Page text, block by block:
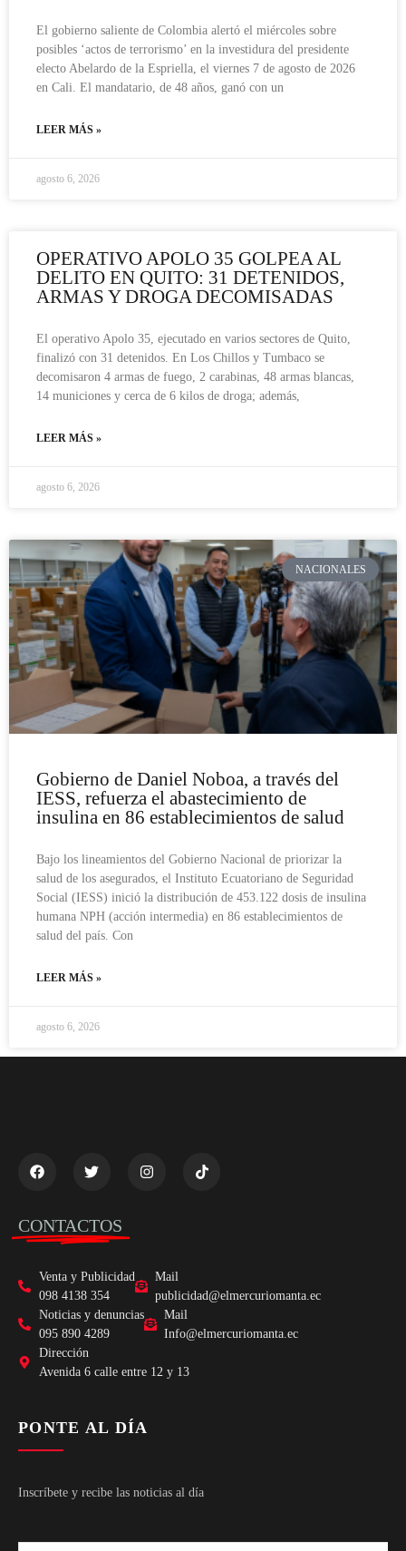
El gobierno saliente de Colombia alertó el miércoles sobre
posibles ‘actos de terrorismo’ en la investidura del presidente
electo Abelardo de la Espriella, el viernes 7 de agosto de 2026
en Cali. El mandatario, de 48 años, ganó con un
LEER MÁS »
agosto 6, 2026
OPERATIVO APOLO 35 GOLPEA AL
DELITO EN QUITO: 31 DETENIDOS,
ARMAS Y DROGA DECOMISADAS
El operativo Apolo 35, ejecutado en varios sectores de Quito,
finalizó con 31 detenidos. En Los Chillos y Tumbaco se
decomisaron 4 armas de fuego, 2 carabinas, 48 armas blancas,
14 municiones y cerca de 6 kilos de droga; además,
LEER MÁS »
agosto 6, 2026
NACIONALES
Gobierno de Daniel Noboa, a través del
IESS, refuerza el abastecimiento de
insulina en 86 establecimientos de salud
Bajo los lineamientos del Gobierno Nacional de priorizar la
salud de los asegurados, el Instituto Ecuatoriano de Seguridad
Social (IESS) inició la distribución de 453.122 dosis de insulina
humana NPH (acción intermedia) en 86 establecimientos de
salud del país. Con
LEER MÁS »
agosto 6, 2026
CONTACTOS
Venta y Publicidad
098 4138 354
Mail
publicidad@elmercuriomanta.ec
Noticias y denuncias
095 890 4289
Mail
Info@elmercuriomanta.ec
Dirección
Avenida 6 calle entre 12 y 13
PONTE AL DÍA
Inscríbete y recibe las noticias al día